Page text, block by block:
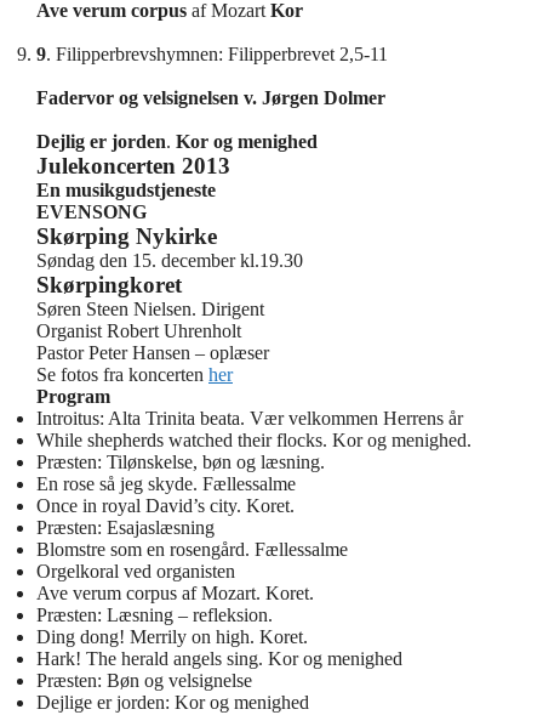
Ave verum corpus af Mozart Kor
9. Filipperbrevshymnen: Filipperbrevet 2,5-11
Fadervor og velsignelsen v. Jørgen Dolmer
Dejlig er jorden. Kor og menighed
Julekoncerten 2013
En musikgudstjeneste
EVENSONG
Skørping Nykirke
Søndag den 15. december kl.19.30
Skørpingkoret
Søren Steen Nielsen. Dirigent
Organist Robert Uhrenholt
Pastor Peter Hansen – oplæser
Se fotos fra koncerten her
Program
Introitus: Alta Trinita beata. Vær velkommen Herrens år
While shepherds watched their flocks. Kor og menighed.
Præsten: Tilønskelse, bøn og læsning.
En rose så jeg skyde. Fællessalme
Once in royal David’s city. Koret.
Præsten: Esajaslæsning
Blomstre som en rosengård. Fællessalme
Orgelkoral ved organisten
Ave verum corpus af Mozart. Koret.
Præsten: Læsning – refleksion.
Ding dong! Merrily on high. Koret.
Hark! The herald angels sing. Kor og menighed
Præsten: Bøn og velsignelse
Dejlige er jorden: Kor og menighed